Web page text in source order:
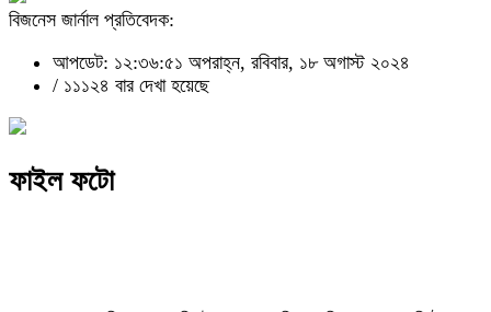
বিজনেস জার্নাল প্রতিবেদক:
আপডেট: ১২:৩৬:৫১ অপরাহ্ন, রবিবার, ১৮ অগাস্ট ২০২৪
/ ১১১২৪ বার দেখা হয়েছে
ফাইল ফটো